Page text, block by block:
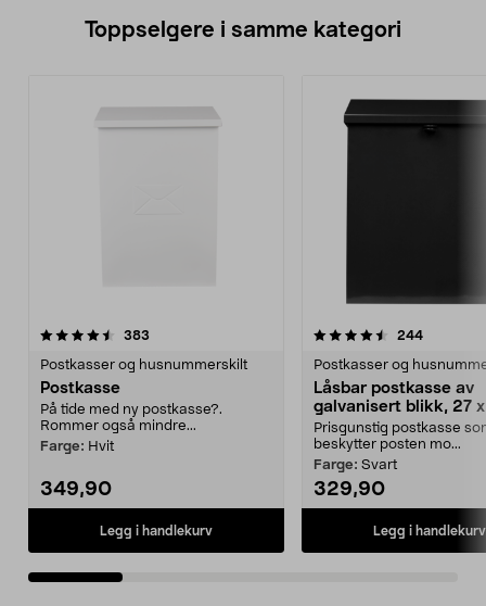
Toppselgere i samme kategori
383
Postkasser og husnummerskilt
Postkasse
På tide med ny postkasse?.
Rommer også mindre...
Farge: Hvit
349,90
Legg i handlekurv
4.5 av 5 stjerner 244
Postkasser og
Låsbar postkasse av
galvanisert blikk, 27
Prisgunstig postkasse
beskytter posten mo...
Farge: Svart
329,90
Legg i handlekurv
4.5 av 5 stjerner